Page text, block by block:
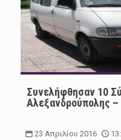
Συνελήφθησαν 10
Αλεξανδρούπολης
23 Απριλίου 2016